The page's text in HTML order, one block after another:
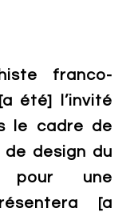
franco-
été] l’invité
le cadre de
de design du
pour une
[a